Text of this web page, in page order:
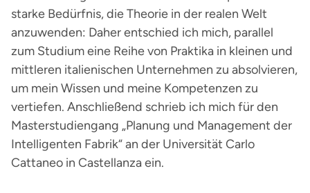
starke Bedürfnis, die Theorie in der realen Welt
anzuwenden: Daher entschied ich mich, parallel
zum Studium eine Reihe von Praktika in kleinen und
mittleren italienischen Unternehmen zu absolvieren,
um mein Wissen und meine Kompetenzen zu
vertiefen. Anschließend schrieb ich mich für den
Masterstudiengang „Planung und Management der
Intelligenten Fabrik“ an der Universität Carlo
Cattaneo in Castellanza ein.